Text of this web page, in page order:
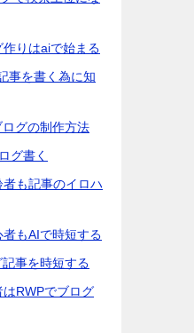
りはaiで始まる
事を書く為に知
グの制作方法
グ書く
も記事のイロハ
もAIで時短する
事を時短する
RWPでブログ